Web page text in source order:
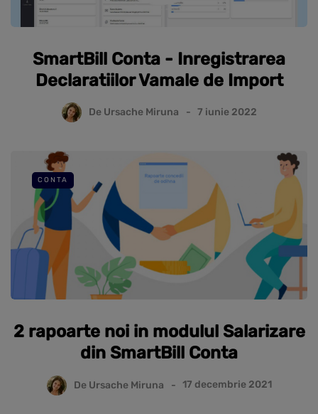
SmartBill Conta - Inregistrarea
Declaratiilor Vamale de Import
De Ursache Miruna 7 iunie 2022
CONTA
2 rapoarte noi in modulul Salarizare
din SmartBill Conta
De Ursache Miruna 17 decembrie 2021